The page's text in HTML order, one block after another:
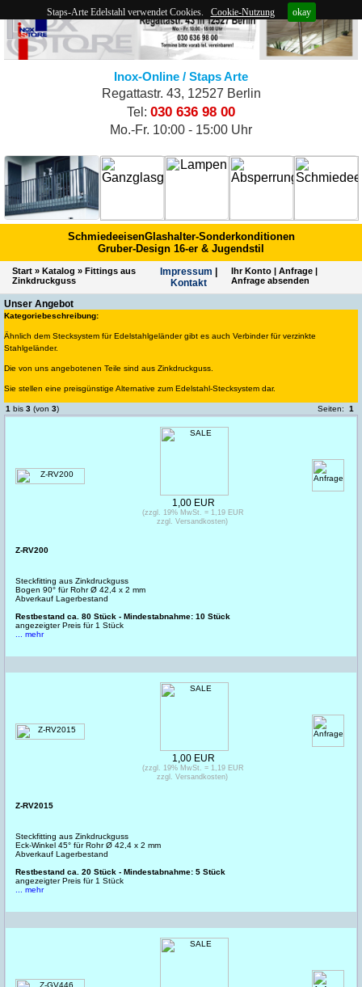
Staps-Arte Edelstahl verwendet Cookies. Cookie-Nutzung okay
Inox-Online / Staps Arte
Regattastr. 43, 12527 Berlin
Tel: 030 636 98 00
Mo.-Fr. 10:00 - 15:00 Uhr
SchmiedeeisenGlashalter-Sonderkonditionen
Gruber-Design 16-er & Jugendstil
Start » Katalog » Fittings aus
Zinkdruckguss
Impres­sum
Kontakt
Ihr Konto |Anfrage |
Anfrage absenden
Unser Angebot
Kategoriebeschreibung:
Ähnlich dem Stecksystem für Edelstahlgeländer gibt es auch Verbinder für verzinkte
Stahlgeländer.
Die von uns angebotenen Teile sind aus Zinkdruckguss.
Sie stellen eine preisgünstige Alternative zum Edelstahl-Stecksystem dar.
1 bis 3 (von 3) Seiten: 1
Z-RV200
Steckfitting aus Zinkdruckguss
Bogen 90° für Rohr Ø 42,4 x 2 mm
Abverkauf Lagerbestand
Restbestand ca. 80 Stück - Mindestabnahme: 10 Stück
angezeigter Preis für 1 Stück
... mehr
1,00 EUR
(zzgl. 19% MwSt. = 1,19 EUR
zzgl. Versandkosten)
Z-RV2015
Steckfitting aus Zinkdruckguss
Eck-Winkel 45° für Rohr Ø 42,4 x 2 mm
Abverkauf Lagerbestand
Restbestand ca. 20 Stück - Mindestabnahme: 5 Stück
angezeigter Preis für 1 Stück
... mehr
1,00 EUR
(zzgl. 19% MwSt. = 1,19 EUR
zzgl. Versandkosten)